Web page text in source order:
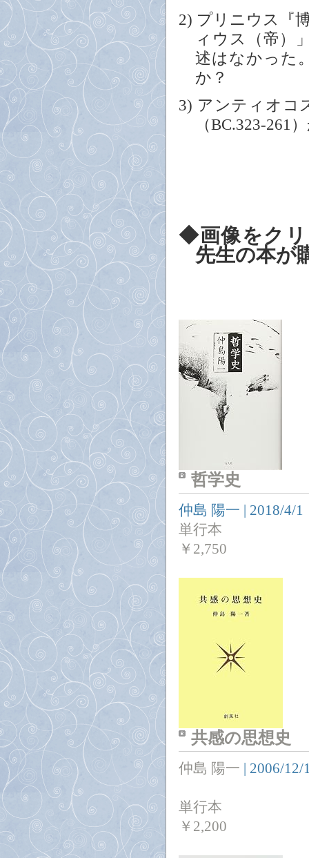
2) プリニウス『
ィウス（帝）
述はなかった
か？
3) アンティオコ
（BC.323-261
◆画像をクリ
先生の本が
哲学史
仲島 陽一 | 2018/4/1
単行本
￥ 2,750
共感の思想史
仲島 陽一 | 2006/12/
単行本
￥ 2,200